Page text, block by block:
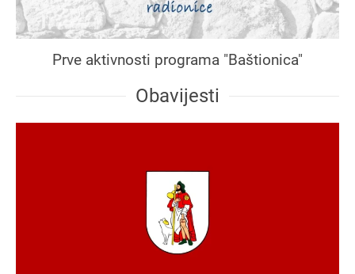
Prve aktivnosti programa "Baštionica"
Obavijesti